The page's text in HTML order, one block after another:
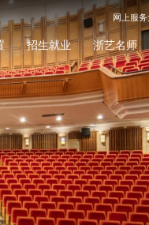
网上服
构
招生就业
招生网
就业网
浙艺名师
前辈名师
高知名录